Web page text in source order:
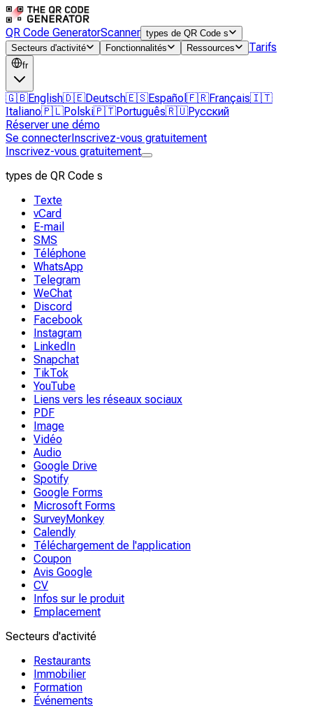
QR Code GeneratorScanner types de QR Code s
Secteurs d'activité
Fonctionnalités Ressources Tarifs
fr
🇬🇧English🇩🇪Deutsch🇪🇸Español 🇫🇷Français🇮🇹
Italiano🇵🇱Polski🇵🇹Português🇷🇺Русский
Réserver une démo
Se connecterInscrivez-vous gratuitement
Inscrivez-vous gratuitement
types de QR Code s
Texte
vCard
E-mail
SMS
Téléphone
WhatsApp
Telegram
WeChat
Discord
Facebook
Instagram
LinkedIn
Snapchat
TikTok
YouTube
Liens vers les réseaux sociaux
PDF
Image
Vidéo
Audio
Google Drive
Spotify
Google Forms
Microsoft Forms
SurveyMonkey
Calendly
Téléchargement de l'application
Coupon
Avis Google
CV
Infos sur le produit
Emplacement
Secteurs d'activité
Restaurants
Immobilier
Formation
Événements